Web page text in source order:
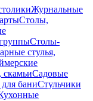
Журнальные
Столы,
Столы-
стулья,
скамьиСадовые
баниСтульчики